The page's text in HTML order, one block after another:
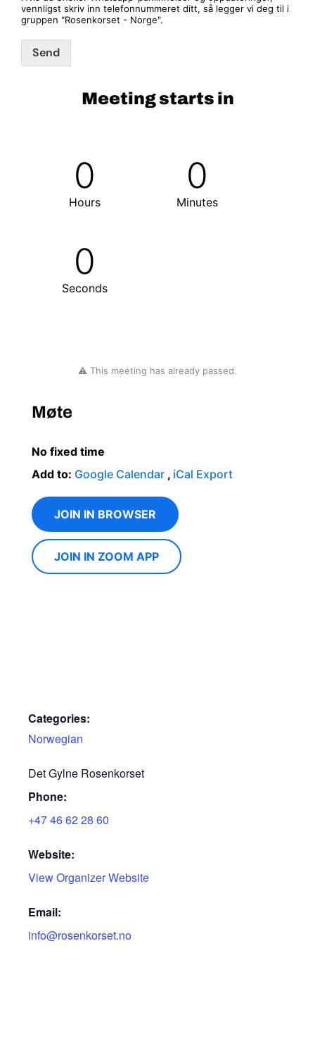
vennligst skriv inn telefonnummeret ditt, så legger vi deg til i
gruppen "Rosenkorset - Norge".
Send
Meeting starts in
0
Hours
0
Minutes
0
Seconds
⚠ This meeting has already passed.
Møte
No fixed time
Add to: Google Calendar , iCal Export
JOIN IN BROWSER
JOIN IN ZOOM APP
Categories:
Norwegian
Det Gylne Rosenkorset
Phone:
+47 46 62 28 60
Website:
View Organizer Website
Email:
info@rosenkorset.no